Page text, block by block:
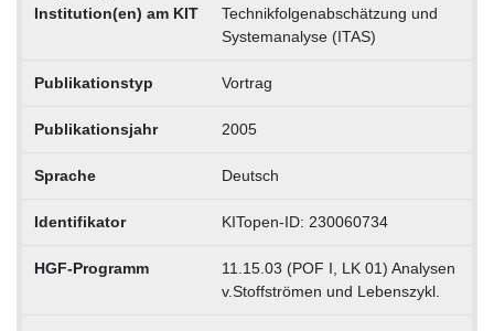
Institution(en) am KIT
Technikfolgenabschätzung und
Systemanalyse (ITAS)
Publikationstyp Vortrag
Publikationsjahr 2005
Sprache Deutsch
Identifikator KITopen-ID: 230060734
HGF-Programm
11.15.03 (POF I, LK 01) Analysen
v.Stoffströmen und Lebenszykl.